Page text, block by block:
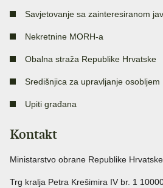
Savjetovanje sa zainteresiranom
Nekretnine MORH-a
Obalna straža Republike Hrvatske
Središnjica za upravljanje osobljem
Upiti građana
Kontakt
Ministarstvo obrane Republike Hrvatske
Trg kralja Petra Krešimira IV br. 1